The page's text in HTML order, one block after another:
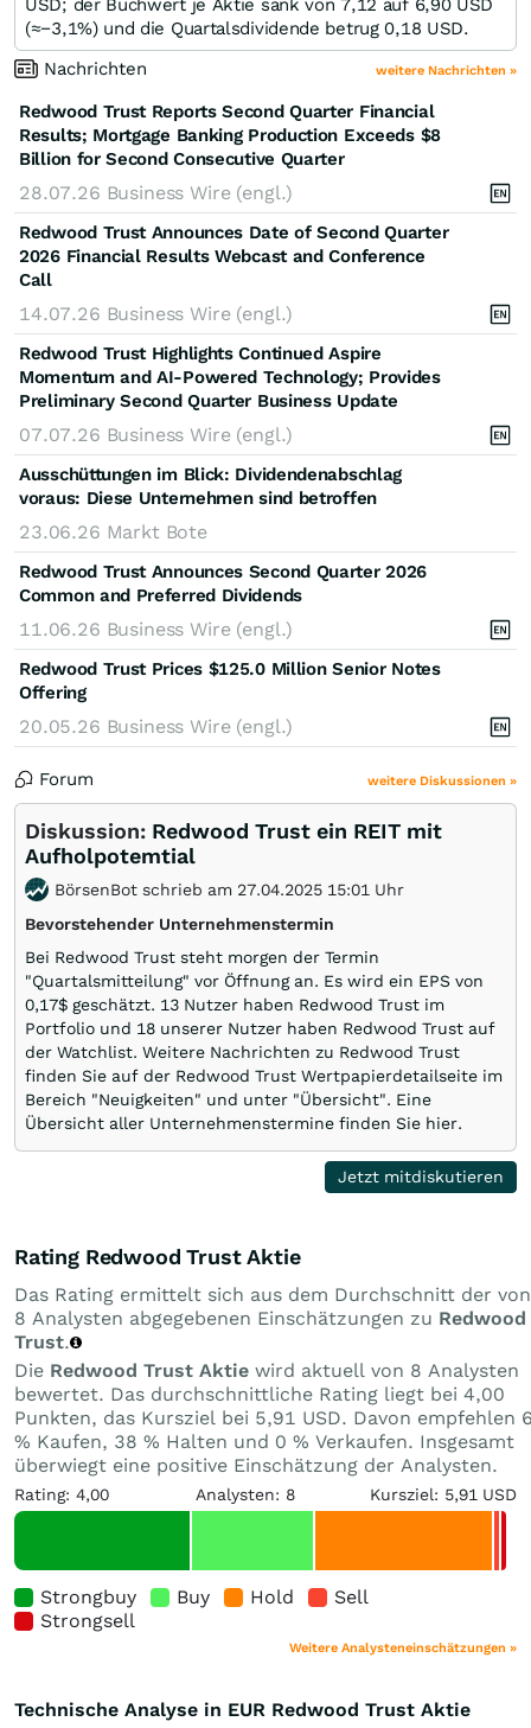
USD; der Buchwert je Aktie sank von 7,12 auf 6,90 USD
(≈−3,1%) und die Quartalsdividende betrug 0,18 USD.
Nachrichten
weitere Nachrichten »
Redwood Trust Reports Second Quarter Financial
Results; Mortgage Banking Production Exceeds $8
Billion for Second Consecutive Quarter
28.07.26 Business Wire (engl.)
Redwood Trust Announces Date of Second Quarter
2026 Financial Results Webcast and Conference
Call
14.07.26 Business Wire (engl.)
Redwood Trust Highlights Continued Aspire
Momentum and AI-Powered Technology; Provides
Preliminary Second Quarter Business Update
07.07.26 Business Wire (engl.)
Ausschüttungen im Blick: Dividendenabschlag
voraus: Diese Unternehmen sind betroffen
23.06.26 Markt Bote
Redwood Trust Announces Second Quarter 2026
Common and Preferred Dividends
11.06.26 Business Wire (engl.)
Redwood Trust Prices $125.0 Million Senior Notes
Offering
20.05.26 Business Wire (engl.)
Forum weitere Diskussionen »
Diskussion: Redwood Trust ein REIT mit
Aufholpotemtial
BörsenBot schrieb am 27.04.2025 15:01 Uhr
Bevorstehender Unternehmenstermin
Bei Redwood Trust steht morgen der Termin
"Quartalsmitteilung" vor Öffnung an. Es wird ein EPS von
0,17$ geschätzt. 13 Nutzer haben Redwood Trust im
Portfolio und 18 unserer Nutzer haben Redwood Trust auf
der Watchlist. Weitere Nachrichten zu Redwood Trust
finden Sie auf der Redwood Trust Wertpapierdetailseite im
Bereich "Neuigkeiten" und unter "Übersicht". Eine
Übersicht aller Unternehmenstermine finden Sie hier.
Jetzt mitdiskutieren
Rating Redwood Trust Aktie
Das Rating ermittelt sich aus dem Durchschnitt der von
8 Analysten abgegebenen Einschätzungen zu Redwood
Trust.
Die Redwood Trust Aktie wird aktuell von 8 Analysten
bewertet. Das durchschnittliche Rating liegt bei 4,00
Punkten, das Kursziel bei 5,91 USD. Davon empfehlen
% Kaufen, 38 % Halten und 0 % Verkaufen. Insgesamt
überwiegt eine positive Einschätzung der Analysten.
Rating: 4,00 Analysten: 8 Kursziel: 5,91 USD
Strongbuy Buy Hold
Sell
Strongsell
Weitere Analysteneinschätzungen »
Technische Analyse in EUR Redwood Trust Aktie